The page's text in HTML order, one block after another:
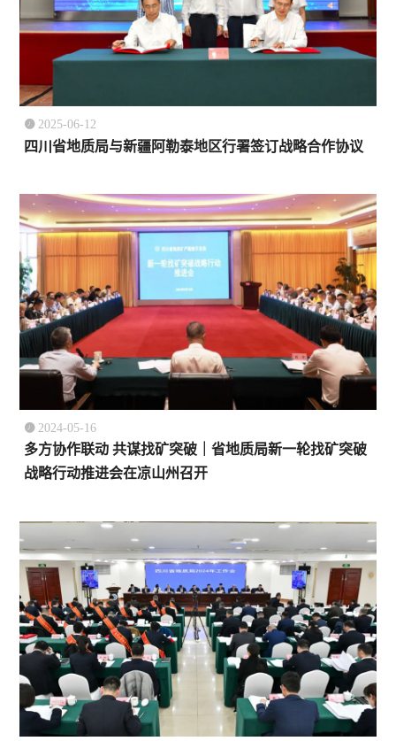
 2025-06-12
四川省地质局与新疆阿勒泰地区行署签订战略合作协议
 2024-05-16
多方协作联动 共谋找矿突破｜省地质局新一轮找矿突破
战略行动推进会在凉山州召开